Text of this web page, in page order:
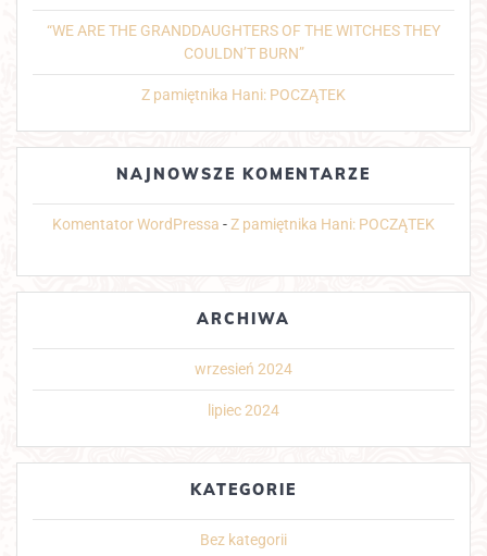
“WE ARE THE GRANDDAUGHTERS OF THE WITCHES THEY
COULDN’T BURN”
Z pamiętnika Hani: POCZĄTEK
NAJNOWSZE KOMENTARZE
Komentator WordPressa -Z pamiętnika Hani: POCZĄTEK
ARCHIWA
wrzesień 2024
lipiec 2024
KATEGORIE
Bez kategorii